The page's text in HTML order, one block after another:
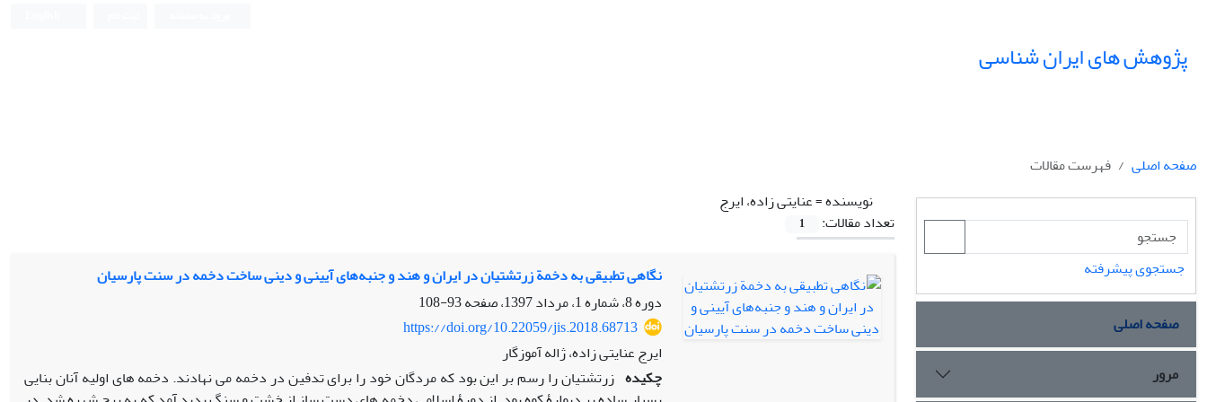
پژوهش های ایران شناسی
صفحه اصلی
فهرست مقالات
نویسنده =عنایتی زاده، ایرج
تعداد مقالات:
1
نگاهی تطبیقی به دخمة زرتشتیان در ایران و هند و جنبه‌های آیینی و دینی ساخت دخمه در سنت پارسیان
دوره 8، شماره 1، مرداد 1397، صفحه
93-108
https://doi.org/10.22059/jis.2018.68713
ایرج عنایتی زاده، ژاله آموزگار
چکیده زرتشتیان را رسم بر این بود که مردگان خود را برای تدفین در دخمه می­ نهادند. دخمه­ های اولیه آنان بنایی
جستجوی پیشرفته
صفحه اصلی
مرور